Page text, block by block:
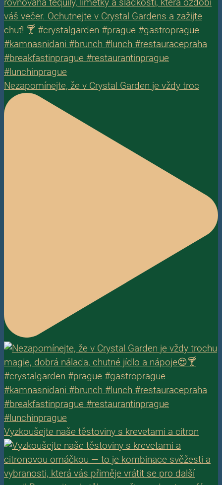
Nezapomínejte, že v Crystal Garden je vždy troc
Vyzkoušejte naše těstoviny s krevetami a citron